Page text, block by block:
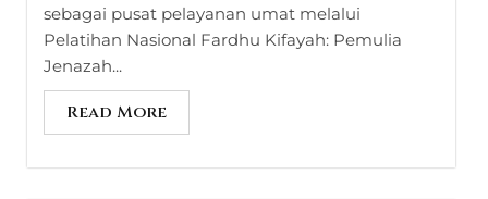
sebagai pusat pelayanan umat melalui
Pelatihan Nasional Fardhu Kifayah: Pemulia
Jenazah...
Read More